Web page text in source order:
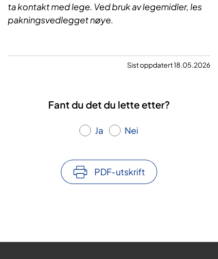
ta kontakt med lege. Ved bruk av legemidler, les
pakningsvedlegget nøye.
Sist oppdatert 18.05.2026
Fant du det du lette etter?
Ja Nei
PDF-utskrift